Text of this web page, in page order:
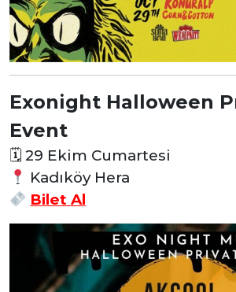
Exonight Halloween
Event
🗓 29 Ekim Cumartesi
Kadıköy Hera
Bilet Al